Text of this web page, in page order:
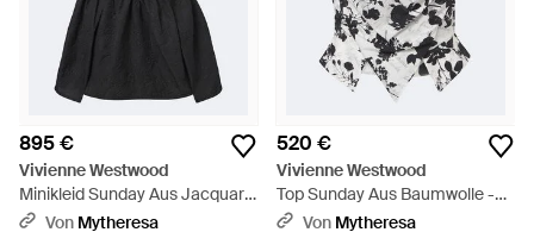
895 €
Vivienne Westwood
Minikleid Sunday Aus Jacquard
- Schwarz
Von Mytheresa
520 €
Vivienne Westwood
Top Sunday Aus Baumwolle -
WeißVon Mytheresa